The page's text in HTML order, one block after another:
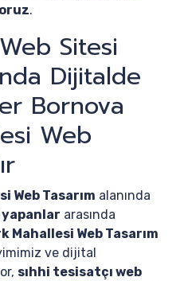
.
Sitesi
Dijitalde
Bornova
Web
Web Tasarım alanında
yapanlar arasında
Web Tasarım
ve dijital
sıhhi tesisatçı web